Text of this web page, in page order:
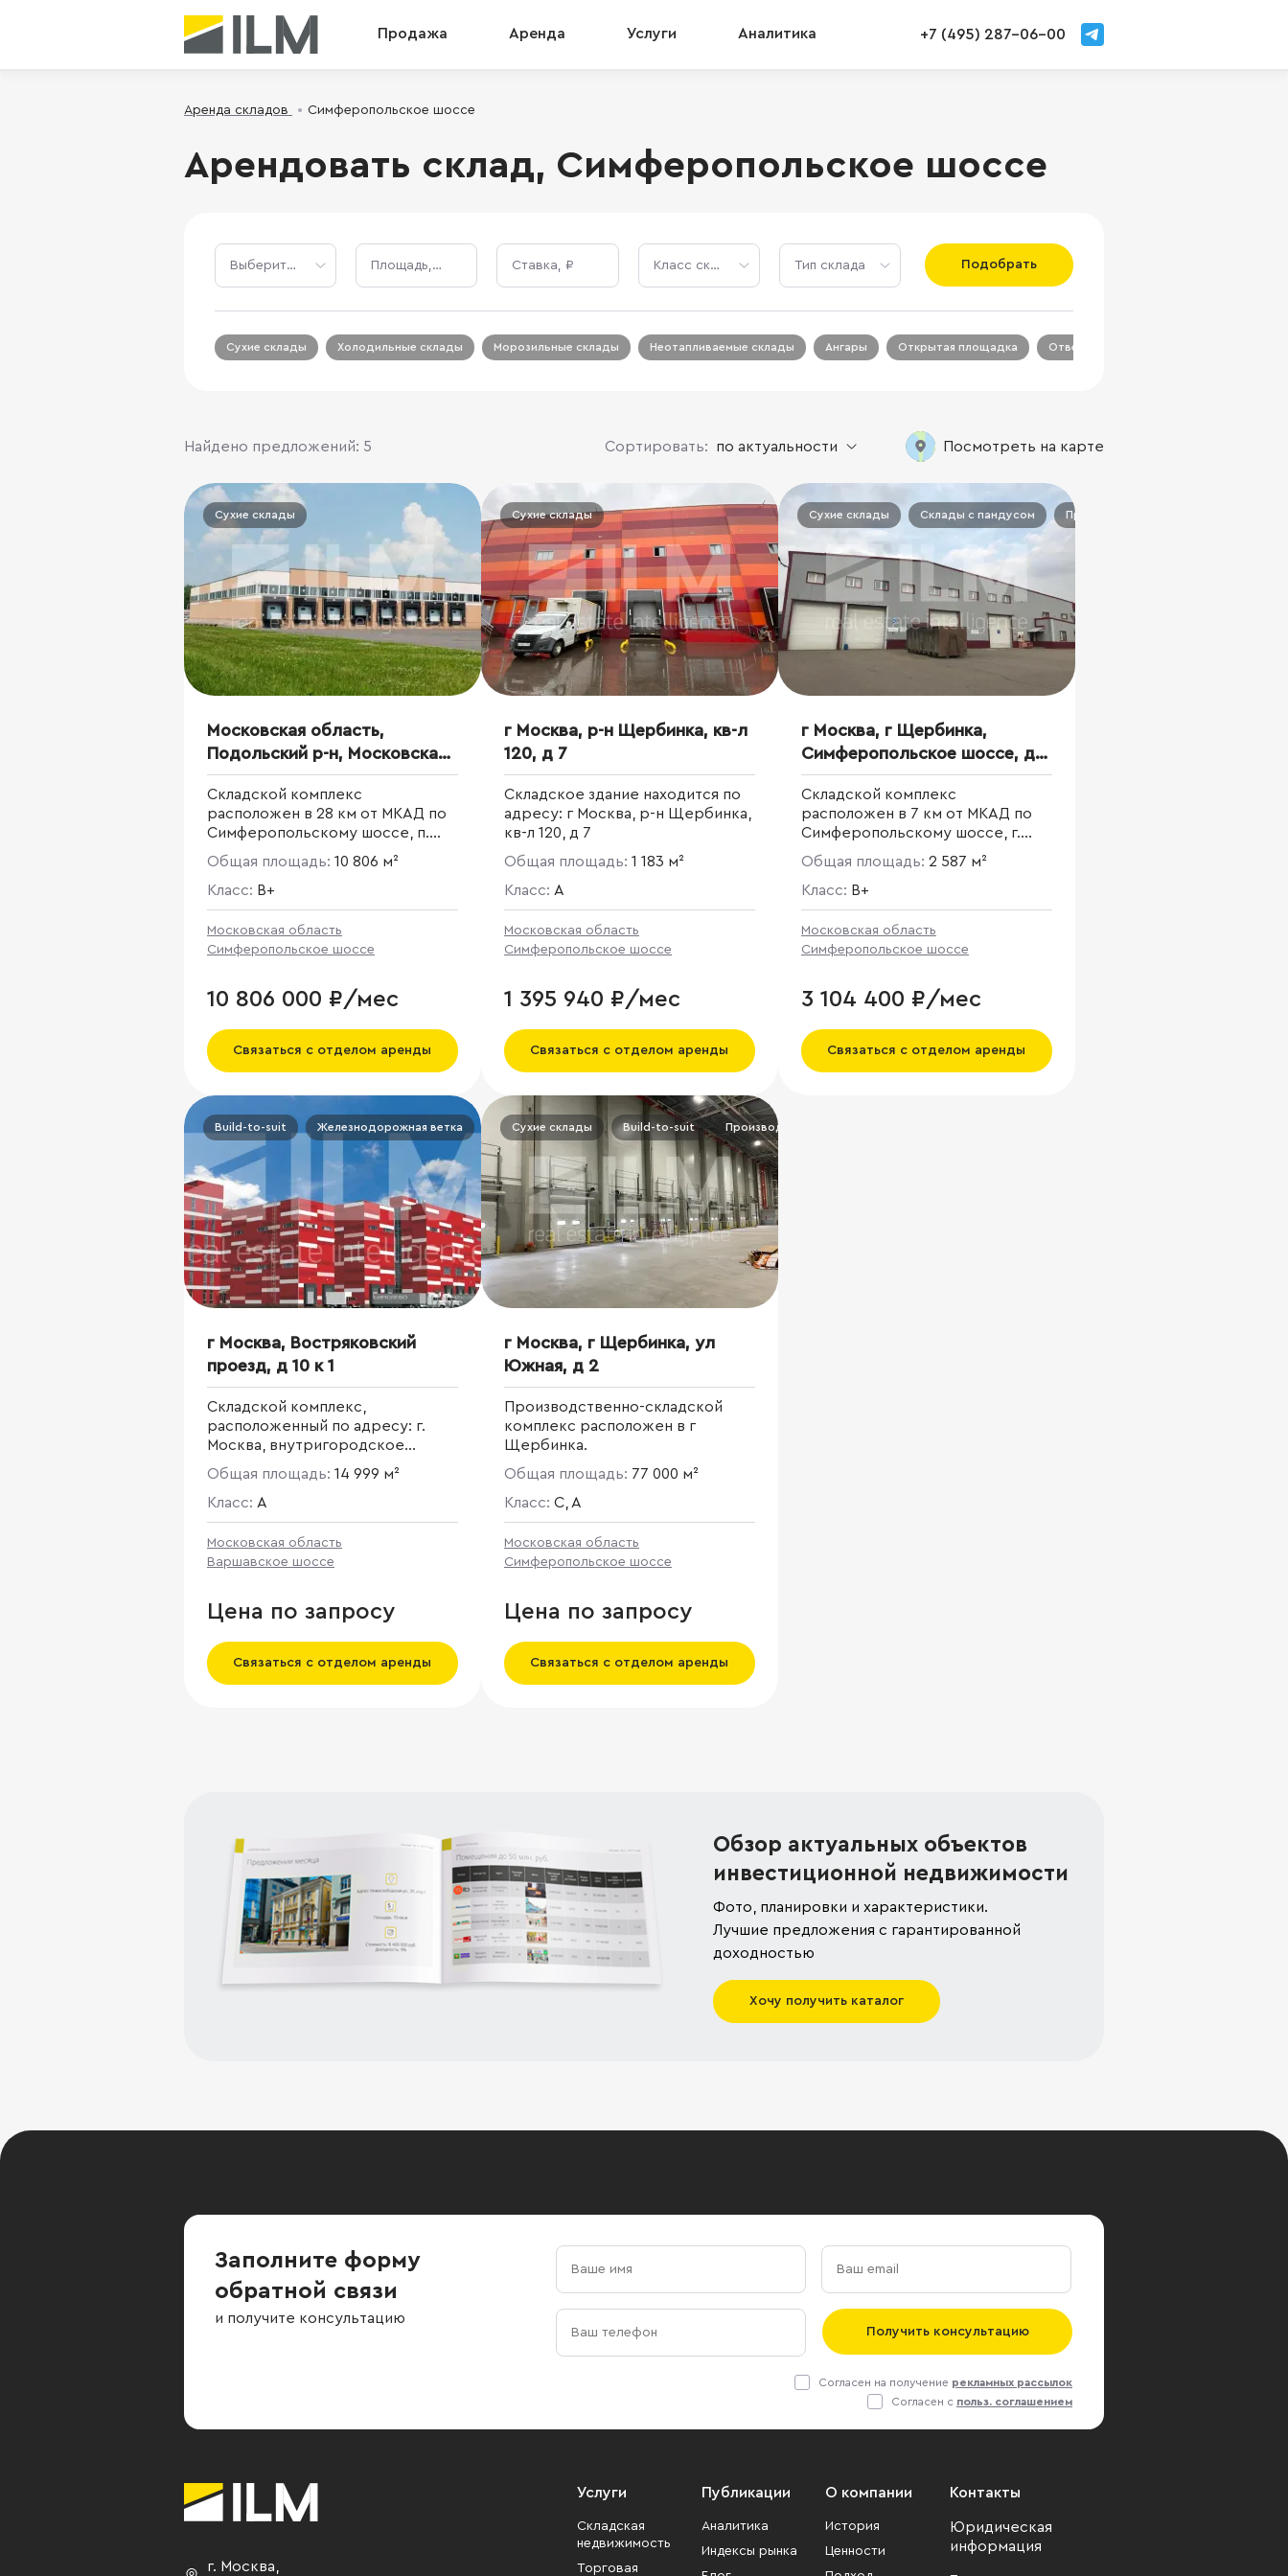
Продажа Аренда Услуги Аналитика +7 (495) 287-06-00
Аренда складов Симферопольское шоссе
Арендовать склад, Симферопольское шоссе
Площадь, м² Ставка, ₽ Класс склада Тип склада Подобрать
Сухие склады Холодильные склады Морозильные склады Неотапливаемые склады Ангары Открытая площадка Ответственное хранение
Найдено предложений: 5 Посмотреть на карте
Сортировать: по актуальности
Сухие склады
Московская область,
Подольский р-н, Московская
ул., 69
Складской комплекс
расположен в 28 км от МКАД по
Симферопольскому шоссе, п.
Львовский. Общая площадь
49065 кв. м.
Общая площадь: 10 806 м²
Класс: B+
Московская область
Симферопольское шоссе
10 806 000 ₽/мес
Связаться с отделом аренды
Сухие склады
г Москва, р-н Щербинка, кв-л
120, д 7
Складское здание находится по
адресу: г Москва, р-н Щербинка,
кв-л 120, д 7
Общая площадь: 1 183 м²
Класс: A
Московская область
Симферопольское шоссе
1 395 940 ₽/мес
Связаться с отделом аренды
Сухие склады Склады с пандусом Производство
г Москва, г Щербинка,
Симферопольское шоссе, д
12А
Складской комплекс
расположен в 7 км от МКАД по
Симферопольскому шоссе, г.
Щербинка. Общая площадь 5 000
кв. м.
Общая площадь: 2 587 м²
Класс: B+
Московская область
Симферопольское шоссе
3 104 400 ₽/мес
Связаться с отделом аренды
Build-to-suit Железнодорожная ветка
г Москва, Востряковский
проезд, д 10 к 1
Складской комплекс,
расположенный по адресу: г.
Москва, внутригородское
муниципальное образование
Бирюлево Западное,
Востряковский проезд,
Общая площадь: 14 999 м²
Класс: A
Московская область
Варшавское шоссе
Цена по запросу
Связаться с отделом аренды
Сухие склады Build-to-suit Производственное помещение/комплекс
г Москва, г Щербинка, ул
Южная, д 2
Производственно-складской
комплекс расположен в г
Щербинка.
Общая площадь: 77 000 м²
Класс: C, A
Московская область
Симферопольское шоссе
Цена по запросу
Связаться с отделом аренды
Обзор актуальных объектов
инвестиционной недвижимости
Фото, планировки и характеристики.
Лучшие предложения с гарантированной
доходностью
Хочу получить каталог
Заполните форму
обратной связи
и получите консультацию
Получить консультацию
Согласен на получение рекламных рассылок
Согласен с польз. соглашением
г. Москва,
Услуги
Складская
недвижимость
Торговая
Публикации
Аналитика
Индексы рынка
О компании
История
Ценности
Контакты
Юридическая
информация